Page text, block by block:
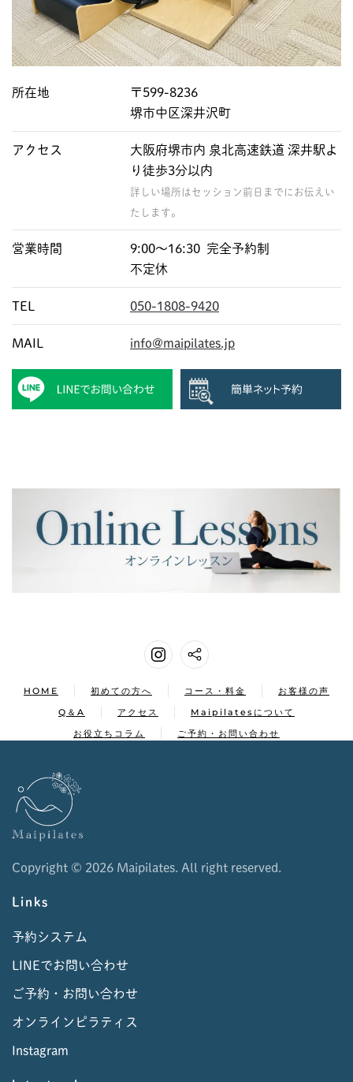
所在地
〒599-8236
堺市中区深井沢町
アクセス
大阪府堺市内 泉北高速鉄道 深井駅よ
り徒歩3分以内
詳しい場所はセッション前日までにお伝えい
たします。
営業時間
9:00〜16:30 完全予約制
不定休
TEL 050-1808-9420
MAIL info@maipilates.jp
HOME 初めての方へ コース・料金
お客様の声
Q＆A
アクセス
Maipilatesについて
お役立ちコラム
ご予約・お問い合わせ
Copyright © 2026 Maipilates. All right reserved.
Links
予約システム
LINEでお問い合わせ
ご予約・お問い合わせ
オンラインピラティス
Instagram